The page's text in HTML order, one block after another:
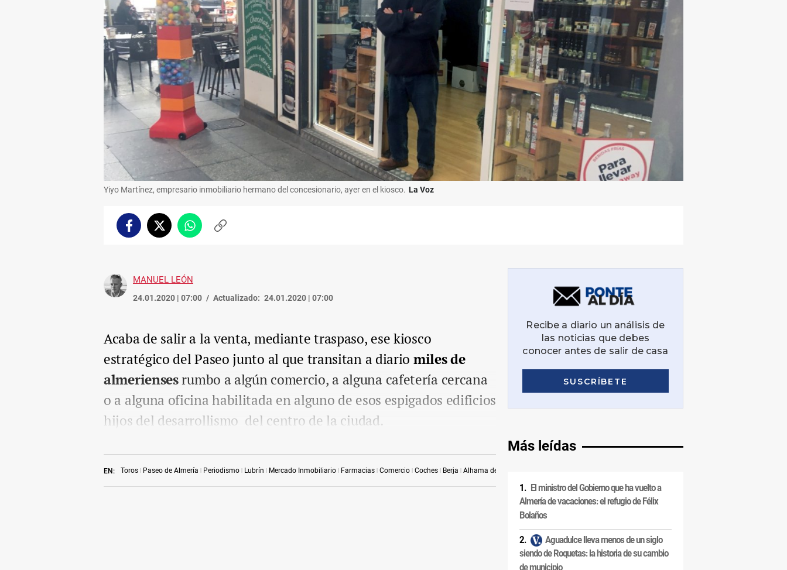
Yiyo Martínez, empresario inmobiliario hermano del concesionario, ayer en el kiosco. La Voz
FacebookTwitterWhatsappCopiar
MANUEL LEÓN
24.01.2020 | 07:00 Actualizado: 24.01.2020 | 07:00
EN: Toros Paseo de Almería Periodismo Lubrín Mercado Inmobiliario Farmacias Comercio Coches Berja Alhama de Almería
Acaba de salir a la venta, mediante traspaso, ese kiosco
estratégico del Paseo junto al que transitan a diario miles de
almeriensesrumbo a algún comercio, a alguna cafetería cercana
o a alguna oficina habilitada en alguno de esos espigados edificios
hijos del desarrollismo del centro de la ciudad.
Más leídas
El ministro del Gobierno que ha vuelto a
Almería de vacaciones: el refugio de Félix
Bolaños
Aguadulce lleva menos de un siglo
siendo de Roquetas: la historia de su cambio
de municipio